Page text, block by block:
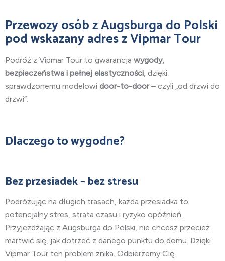
Przewozy osóbz Augsburga do Polski
pod wskazany adres z Vipmar Tour
Podróż z Vipmar Tour to gwarancja wygody,
bezpieczeństwa i pełnej elastyczności , dzięki
sprawdzonemu modelowi door-to-door– czyli „od drzwi do
drzwi”.
Dlaczego to wygodne?
Bez przesiadek – bez stresu
Podróżując na długich trasach, każda przesiadka to
potencjalny stres, strata czasu i ryzyko opóźnień.
Przyjeżdżając z Augsburga do Polski , nie chcesz przecież
martwić się, jak dotrzeć z danego punktu do domu. Dzięki
Vipmar Tour ten problem znika. Odbierzemy Cię